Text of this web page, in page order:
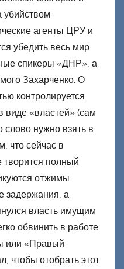
убийством
агенты ЦРУ и
убедить весь мир
спикеры «ДНР», а
Захарченко. О
контролируется
виде «властей» (сам
слово нужно взять в
что сейчас в
творится полный
отжимы
задержания, а
власть имущим
обвинить в работе
или «Правый
чтобы отобрать этот